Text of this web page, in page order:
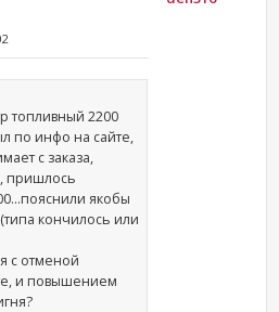
топливный 2200
по инфо на сайте,
с заказа,
пришлось
якобы
кончилось или
с отменой
и повышением